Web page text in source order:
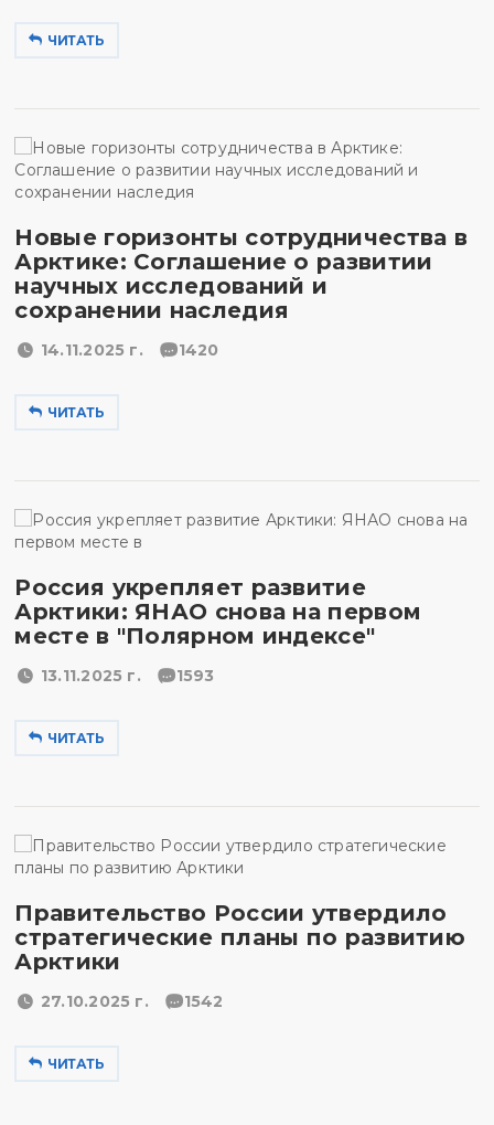
ЧИТАТЬ
Новые горизонты сотрудничества в
Арктике: Соглашение о развитии
научных исследований и
сохранении наследия
14.11.2025 г. 1420
ЧИТАТЬ
Россия укрепляет развитие
Арктики: ЯНАО снова на первом
месте в "Полярном индексе"
13.11.2025 г. 1593
ЧИТАТЬ
Правительство России утвердило
стратегические планы по развитию
Арктики
27.10.2025 г. 1542
ЧИТАТЬ